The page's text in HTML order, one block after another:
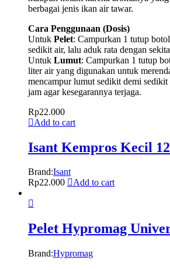
berbagai jenis ikan air tawar.
Cara Penggunaan (Dosis)
Untuk Pelet: Campurkan 1 tutup
sedikit air, lalu aduk rata dengan
Untuk Lumut: Campurkan 1 tutup
liter air yang digunakan untuk
mencampur lumut sedikit demi
jam agar kesegarannya terjaga.
Rp22.000
Add to cart
Isant Kempros Kecil
Brand:Isant
Rp22.000 Add to cart
Pelet Hypromag
Brand:Hypromag